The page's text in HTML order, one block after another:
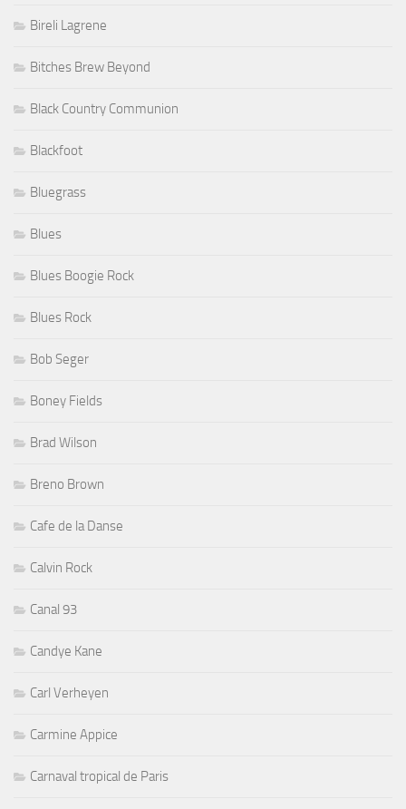
Bireli Lagrene
Bitches Brew Beyond
Black Country Communion
Blackfoot
Bluegrass
Blues
Blues Boogie Rock
Blues Rock
Bob Seger
Boney Fields
Brad Wilson
Breno Brown
Cafe de la Danse
Calvin Rock
Canal 93
Candye Kane
Carl Verheyen
Carmine Appice
Carnaval tropical de Paris